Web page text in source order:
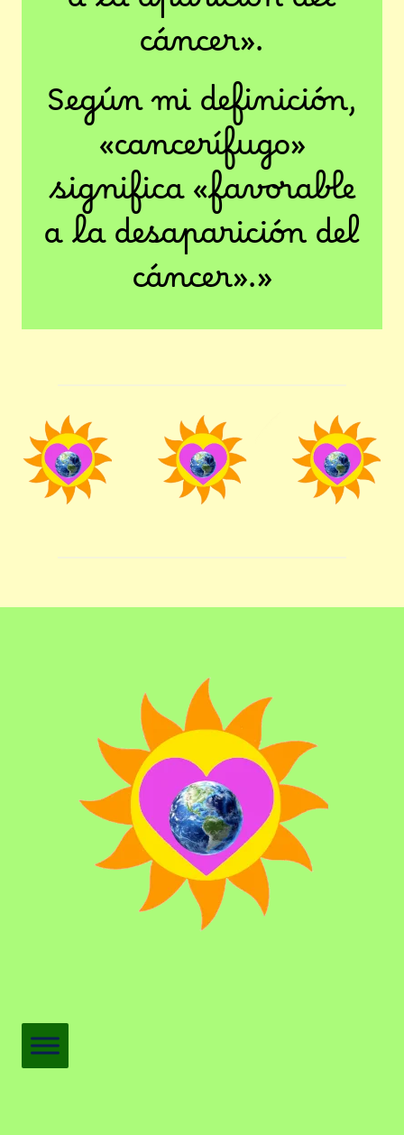
cáncer».
Según mi definición,
«cancerífugo»
significa «favorable
a la desaparición del
cáncer».»